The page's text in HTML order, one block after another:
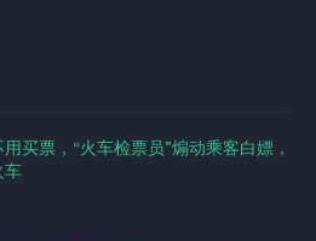
买票，“火车检票员”煽动乘客白嫖，
车